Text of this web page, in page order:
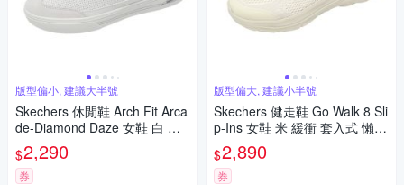
版型偏小, 建議大半號
Skechers 休閒鞋 Arch Fit Arca
de-Diamond Daze 女鞋 白 銀
輕量 彈性鬆緊鞋帶 177204WH
T
$2,290
券
版型偏大, 建議小半號
Skechers 健走鞋 Go Walk 8 Sli
p-Ins 女鞋 米 緩衝 套入式 懶人
鞋 休閒鞋 125942WNAT
$2,890
券